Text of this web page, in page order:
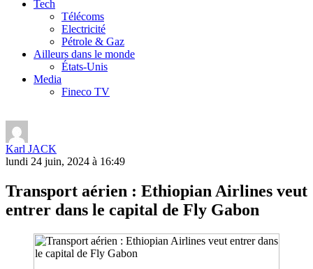
Tech
Télécoms
Electricité
Pétrole & Gaz
Ailleurs dans le monde
États-Unis
Media
Fineco TV
Karl JACK
lundi 24 juin, 2024 à 16:49
Transport aérien : Ethiopian Airlines veut
entrer dans le capital de Fly Gabon